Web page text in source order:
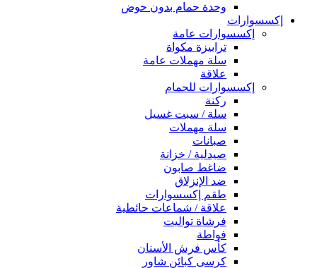
وحدة حمام بدون حوض
إكسسوارات
إكسسوارات عامة
ترابيزة مكواة
سلة مهملات عامة
علاقة
إكسسوارات للحمام
ركنة
سلة / سبت غسيل
سلة مهملات
صبانات
صيدلية / خزانة
ضاغط صابون
ضد الإنزلاق
طقم إكسسوارات
علاقة / شماعات حائطية
فرشاة تواليت
فواطة
كأس فرش الأسنان
كرسى كبائن شاور